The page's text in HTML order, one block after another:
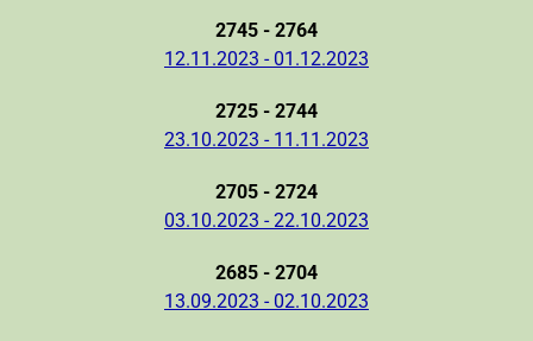
2745 - 2764
12.11.2023 - 01.12.2023
2725 - 2744
23.10.2023 - 11.11.2023
2705 - 2724
03.10.2023 - 22.10.2023
2685 - 2704
13.09.2023 - 02.10.2023